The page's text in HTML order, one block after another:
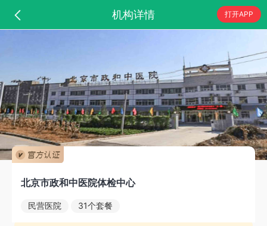
机构详情 打开APP
北京市政和中医院体检中心
民营医院 31个套餐